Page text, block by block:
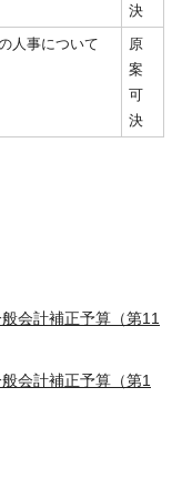
決
人事について
原
案
可
決
会計補正予算（第11
会計補正予算（第1